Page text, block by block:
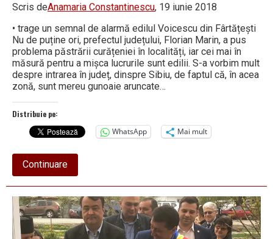
Scris deAnamaria Constantinescu, 19 iunie 2018
• trage un semnal de alarmă edilul Voicescu din Fârtățești
Nu de puține ori, prefectul județului, Florian Marin, a pus
problema păstrării curățeniei în localități, iar cei mai în
măsură pentru a mișca lucrurile sunt edilii. S-a vorbim mult
despre intrarea în județ, dinspre Sibiu, de faptul că, în acea
zonă, sunt mereu gunoaie aruncate…
Distribuie pe:
WhatsApp
Mai mult
Continuareabout
„Nu
mai
obiecte
contondente
în
conducta